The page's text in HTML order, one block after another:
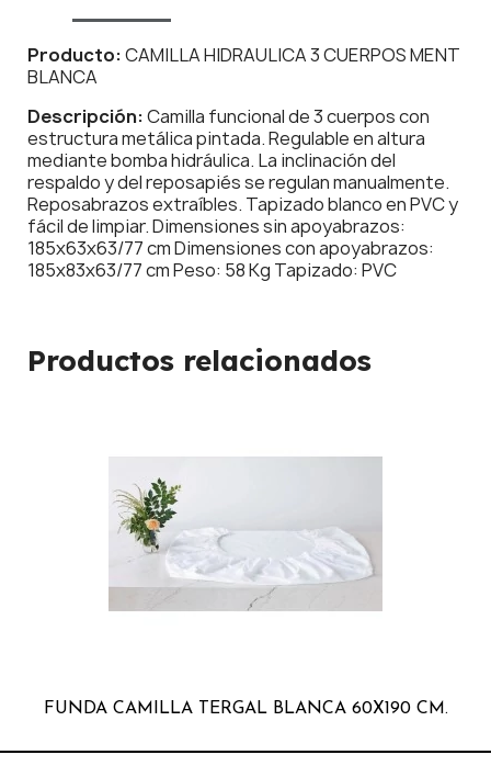
Producto:CAMILLA HIDRAULICA 3 CUERPOS MENT
BLANCA
Descripción:Camilla funcional de 3 cuerpos con
estructura metálica pintada. Regulable en altura
mediante bomba hidráulica. La inclinación del
respaldo y del reposapiés se regulan manualmente.
Reposabrazos extraíbles. Tapizado blanco en PVC y
fácil de limpiar. Dimensiones sin apoyabrazos:
185x63x63/77 cm Dimensiones con apoyabrazos:
185x83x63/77 cm Peso: 58 Kg Tapizado: PVC
Productos relacionados
FUNDA CAMILLA TERGAL BLANCA 60X190 CM.